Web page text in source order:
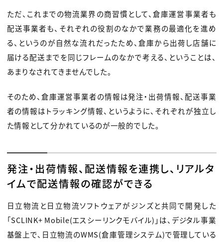
ただ、これまでの物流業界の商習慣として、倉庫運営事業者も
配送事業者も、それぞれの役割のなかで業務の最適化を進め
る、というのが自然な流れだったため、倉庫から出荷し店舗に
届ける配送までを同じフレームのなかで考える、ということは、
あまりなされてきませんでした。
そのため、倉庫運営事業者の情報は発注・出荷情報、配送事業
者の情報はトラッキング情報、というように、それぞれが独立し
た情報として分かれているのが一般的でした。
発注・出荷情報、配送情報を連携し、リアルタ
イムで配送情報の確認ができる
日立物流と日立物流ソフトウェアがジンズと共同で開発した
「SCLINK+ Mobile(エスシーリンクモバイル)」は、デジタル事業
基盤上で、日立物流のWMS(倉庫管理システム)で管理している